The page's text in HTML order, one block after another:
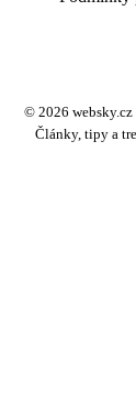
© 2026 websky.cz
Články, tipy a